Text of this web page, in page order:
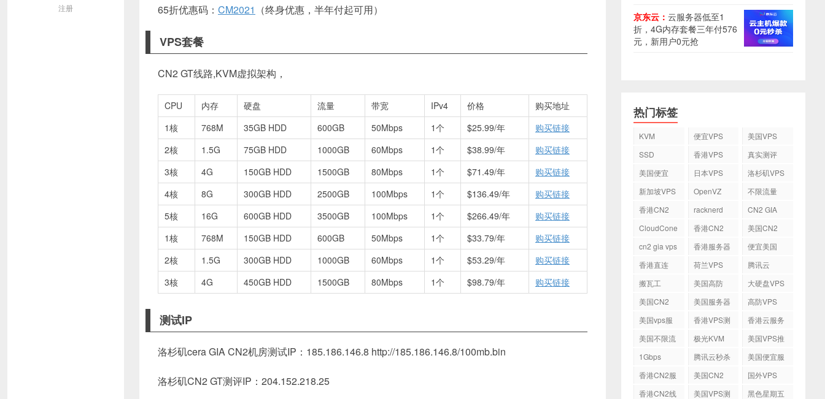
注册
65折优惠码： CM2021 （终身优惠，半年付起可用）
VPS套餐
CN2 GT线路,KVM虚拟架构，
CPU 内存 硬盘 流量 带宽 IPv4 价格
购买地址
1核
768M 35GB HDD 600GB 50Mbps 1个 $25.99/年
购买链接
2核
1.5G 75GB HDD 1000GB 60Mbps 1个 $38.99/年
购买链接
3核
4G 150GB HDD 1500GB 80Mbps 1个 $71.49/年
购买链接
4核
8G 300GB HDD 2500GB 100Mbps 1个 $136.49/年
购买链接
5核
16G 600GB HDD 3500GB 100Mbps 1个 $266.49/年
购买链接
1核
768M 150GB HDD 600GB 50Mbps 1个 $33.79/年
购买链接
2核
1.5G 300GB HDD 1000GB 60Mbps 1个 $53.29/年
购买链接
3核
4G 450GB HDD 1500GB 80Mbps 1个 $98.79/年 购买链接
测试IP
洛杉矶cera GIA CN2机房测试IP：185.186.146.8 http://185.186.146.8/100mb.bin
洛杉矶CN2 GT测评IP：204.152.218.25
京东云： 云服务器低至1
折，4G内存套餐三年付576
元，新用户0元抢
热门标签
KVM 便宜VPS
美国VPS
SSD
香港VPS
真实测评
美国便宜
日本VPS
洛杉矶VPS
新加坡VPS
OpenVZ
不限流量
香港CN2
racknerd
CN2 GIA
CloudCone
香港CN2
美国CN2
cn2 gia vps
香港服务器
便宜美国
香港直连
荷兰VPS
腾讯云
搬瓦工
美国高防
大硬盘VPS
美国CN2
美国服务器
高防VPS
美国vps服
香港VPS测
香港云服务
美国不限流
极光KVM
美国VPS推
1Gbps 腾讯云秒杀
美国便宜服
香港CN2服
美国CN2
国外VPS
香港CN2线
美国VPS测
黑色星期五